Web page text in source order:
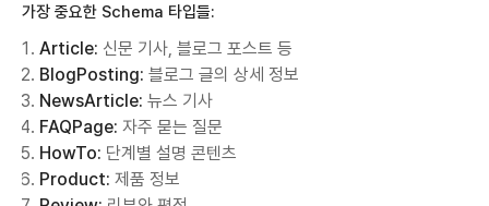
가장 중요한 Schema 타입들:
Article: 신문 기사, 블로그 포스트 등
BlogPosting: 블로그 글의 상세 정보
NewsArticle: 뉴스 기사
FAQPage: 자주 묻는 질문
HowTo: 단계별 설명 콘텐츠
Product: 제품 정보